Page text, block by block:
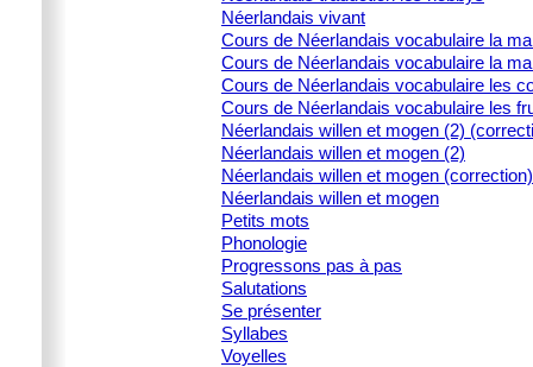
Néerlandais vivant
Cours de Néerlandais vocabulaire la
Cours de Néerlandais vocabulaire la
Cours de Néerlandais vocabulaire les
Cours de Néerlandais vocabulaire les
Néerlandais willen et mogen (2)
Néerlandais willen et mogen (2)
Néerlandais willen et mogen (correction)
Néerlandais willen et mogen
Petits mots
Phonologie
Progressons pas à pas
Salutations
Se présenter
Syllabes
Voyelles